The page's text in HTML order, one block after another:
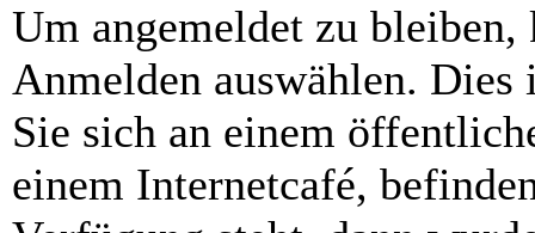
Um angemeldet zu bleiben,
Anmelden auswählen.
Sie sich an einem
einem Internetcafé,